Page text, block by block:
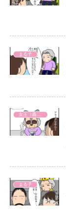
まる子
女王（義母）
まる子